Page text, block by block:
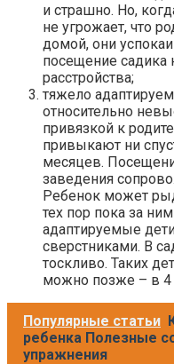
и страшно. Но,
не угрожает, что
домой, они
посещение садика
расстройства;
тяжело
относительно
привязкой к
привыкают ни
месяцев.
заведения
Ребенок может
тех пор пока за
адаптируемые
сверстниками. В
тоскливо. Таких
можно позже – в 4
Популярные статьи
ребенка Полезные
упражнения